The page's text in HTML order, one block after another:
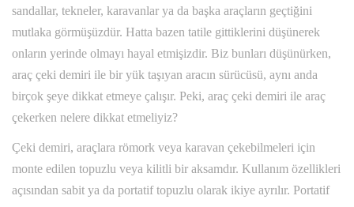
sandallar, tekneler, karavanlar ya da başka araçların geçtiğini
mutlaka görmüşüzdür. Hatta bazen tatile gittiklerini düşünerek
onların yerinde olmayı hayal etmişizdir. Biz bunları düşünürken,
araç çeki demiri ile bir yük taşıyan aracın sürücüsü, aynı anda
birçok şeye dikkat etmeye çalışır. Peki, araç çeki demiri ile araç
çekerken nelere dikkat etmeliyiz?
Çeki demiri, araçlara römork veya karavan çekebilmeleri için
monte edilen topuzlu veya kilitli bir aksamdır. Kullanım özellikleri
açısından sabit ya da portatif topuzlu olarak ikiye ayrılır. Portatif